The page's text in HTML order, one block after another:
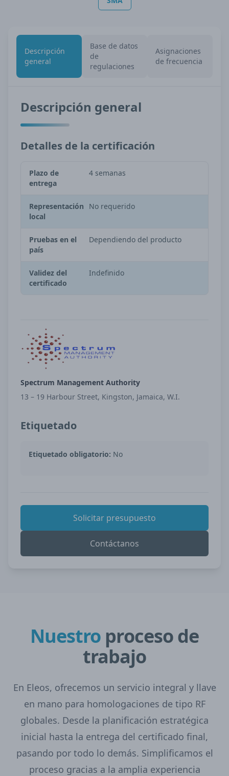
Descripción
general
Base de datos
de
regulaciones
Asignaciones
de frecuencia
Descripción general
Detalles de la certificación
Plazo de
entrega
4 semanas
Representación
local
No requerido
Pruebas en el
país
Dependiendo del producto
Validez del
certificado
Indefinido
Spectrum Management Authority
13 – 19 Harbour Street, Kingston, Jamaica, W.I.
Etiquetado
Etiquetado obligatorio: No
Solicitar presupuesto
Contáctanos
Nuestro proceso de
trabajo
En Eleos, ofrecemos un servicio integral y llave
en mano para homologaciones de tipo RF
globales. Desde la planificación estratégica
inicial hasta la entrega del certificado final,
pasando por todo lo demás. Simplificamos el
proceso gracias a la amplia experiencia